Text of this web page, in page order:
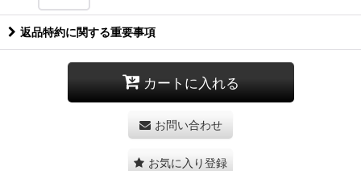
返品特約に関する重要事項
カートに入れる
お問い合わせ
お気に入り登録